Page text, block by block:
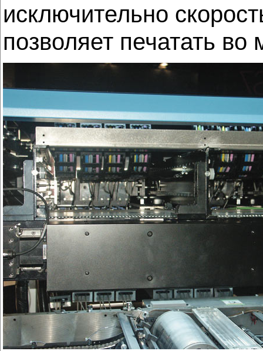
исключительно
позволяет печатать во